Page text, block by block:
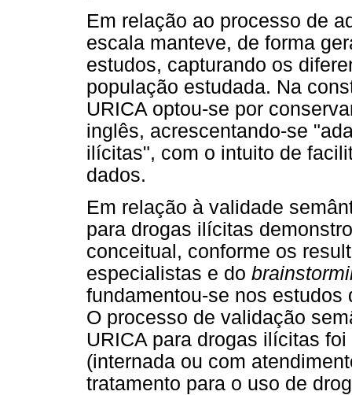
Em relação ao processo de
escala manteve, de forma
estudos, capturando os
população estudada. Na
URICA optou-se por
inglês, acrescentando-se
ilícitas", com o intuito de
dados.
Em relação à validade
para drogas ilícitas
conceitual, conforme os
especialistas e do
fundamentou-se nos
O processo de validação
URICA para drogas ilícitas
(internada ou com
tratamento para o uso de